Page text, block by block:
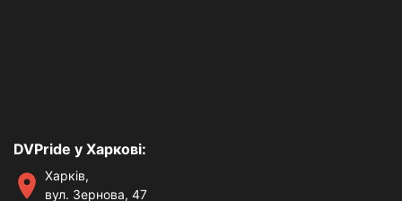
DVPride у Харкові:
Харків,
вул. Зернова, 47